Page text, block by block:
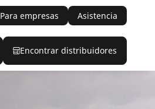
Para empresas Asistencia
Encontrar distribuidores